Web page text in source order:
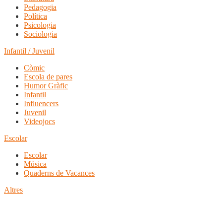
Pedagogia
Política
Psicologia
Sociologia
Infantil / Juvenil
Còmic
Escola de pares
Humor Gràfic
Infantil
Influencers
Juvenil
Videojocs
Escolar
Escolar
Música
Quaderns de Vacances
Altres